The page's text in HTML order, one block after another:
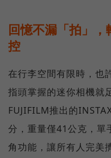
回憶不漏「拍」
控
在行李空間有限時，也
指頭掌握的迷你相機就
FUJIFILM推出的
分，重量僅41公克，單
角功能，讓所有人完美